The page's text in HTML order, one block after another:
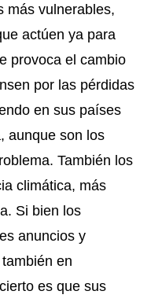
más vulnerables,
actúen ya para
provoca el cambio
por las pérdidas
en sus países
aunque son los
También los
climática, más
Si bien los
anuncios y
en
es que sus